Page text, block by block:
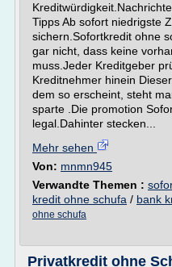
Tipps Ab sofort niedrigste
sichern.Sofortkredit ohne
gar nicht, dass keine
muss.Jeder Kreditgeber
Kreditnehmer hinein
dem so erscheint, steht
sparte .Die promotion
legal.Dahinter stecken...
Mehr sehen
Von: mnmn945
Verwandte Themen :
kredit ohne schufa / bank
ohne schufa
Privatkredit ohne